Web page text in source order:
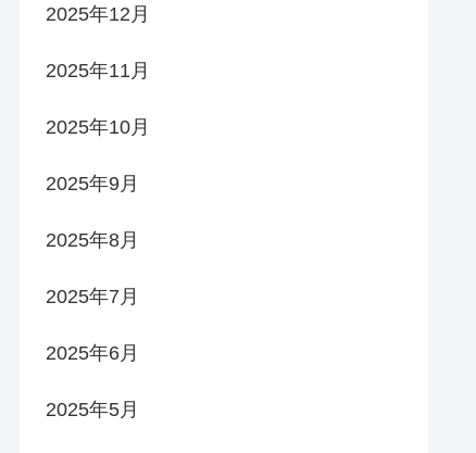
2025年12月
2025年11月
2025年10月
2025年9月
2025年8月
2025年7月
2025年6月
2025年5月